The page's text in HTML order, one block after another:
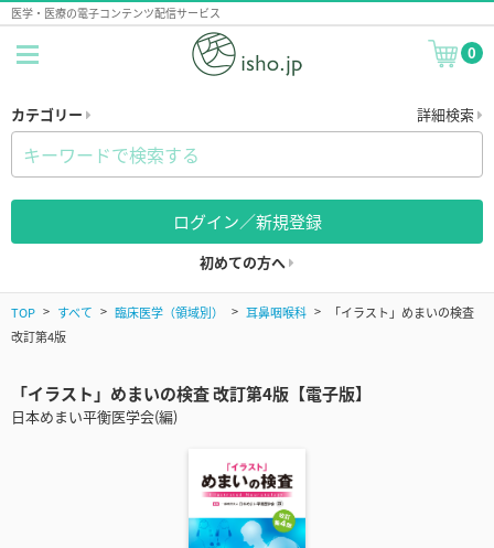
医学・医療の電子コンテンツ配信サービス
0
カテゴリー 詳細検索
ログイン／新規登録
初めての方へ
TOP すべて 臨床医学（領域別） 耳鼻咽喉科
「イラスト」めまいの検査
改訂第4版
「イラスト」めまいの検査 改訂第4版【電子版】
日本めまい平衡医学会(編)